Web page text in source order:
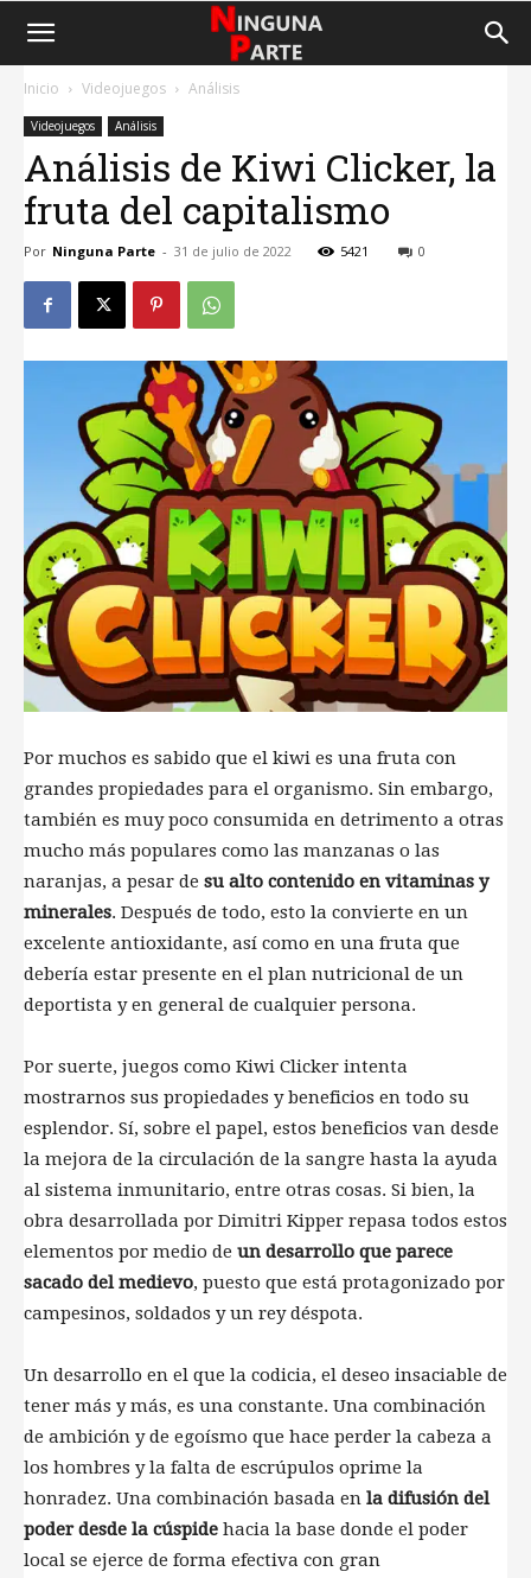
Inicio Videojuegos Análisis
Videojuegos Análisis
Análisis de Kiwi Clicker, la
fruta del capitalismo
Por Ninguna Parte - 31 de julio de 2022 5421 0
Por muchos es sabido que el kiwi es una fruta con
grandes propiedades para el organismo. Sin embargo,
también es muy poco consumida en detrimento a otras
mucho más populares como las manzanas o las
naranjas, a pesar de su alto contenido en vitaminas y
minerales. Después de todo, esto la convierte en un
excelente antioxidante, así como en una fruta que
debería estar presente en el plan nutricional de un
deportista y en general de cualquier persona.
Por suerte, juegos como Kiwi Clicker intenta
mostrarnos sus propiedades y beneficios en todo su
esplendor. Sí, sobre el papel, estos beneficios van desde
la mejora de la circulación de la sangre hasta la ayuda
al sistema inmunitario, entre otras cosas. Si bien, la
obra desarrollada por Dimitri Kipper repasa todos estos
elementos por medio de un desarrollo que parece
sacado del medievo, puesto que está protagonizado por
campesinos, soldados y un rey déspota.
Un desarrollo en el que la codicia, el deseo insaciable de
tener más y más, es una constante. Una combinación
de ambición y de egoísmo que hace perder la cabeza a
los hombres y la falta de escrúpulos oprime la
honradez. Una combinación basada en la difusión del
poder desde la cúspide hacia la base donde el poder
local se ejerce de forma efectiva con gran